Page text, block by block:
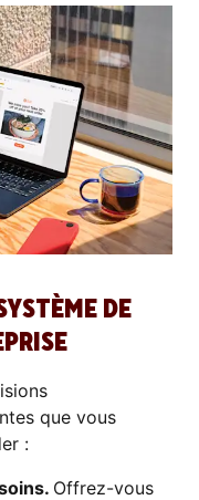
DE
que vous
:
Offrez-vous